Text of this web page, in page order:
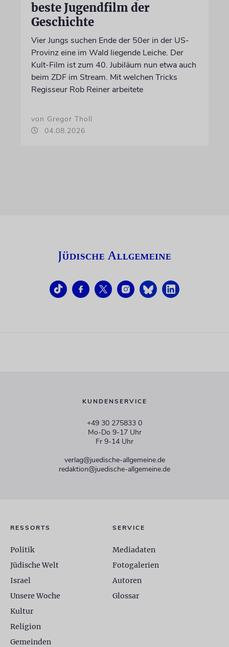
beste Jugendfilm der
Geschichte
Vier Jungs suchen Ende der 50er in der US-
Provinz eine im Wald liegende Leiche. Der
Kult-Film ist zum 40. Jubiläum nun etwa auch
beim ZDF im Stream. Mit welchen Tricks
Regisseur Rob Reiner arbeitete
von Gregor Tholl
04.08.2026
KUNDENSERVICE
+49 30 275833 0
Mo-Do 9-17 Uhr
Fr 9-14 Uhr
verlag@juedische-allgemeine.de
redaktion@juedische-allgemeine.de
RESSORTS
Politik
Jüdische Welt
Israel
Unsere Woche
Kultur
Religion
Gemeinden
SERVICE
Mediadaten
Fotogalerien
Autoren
Glossar